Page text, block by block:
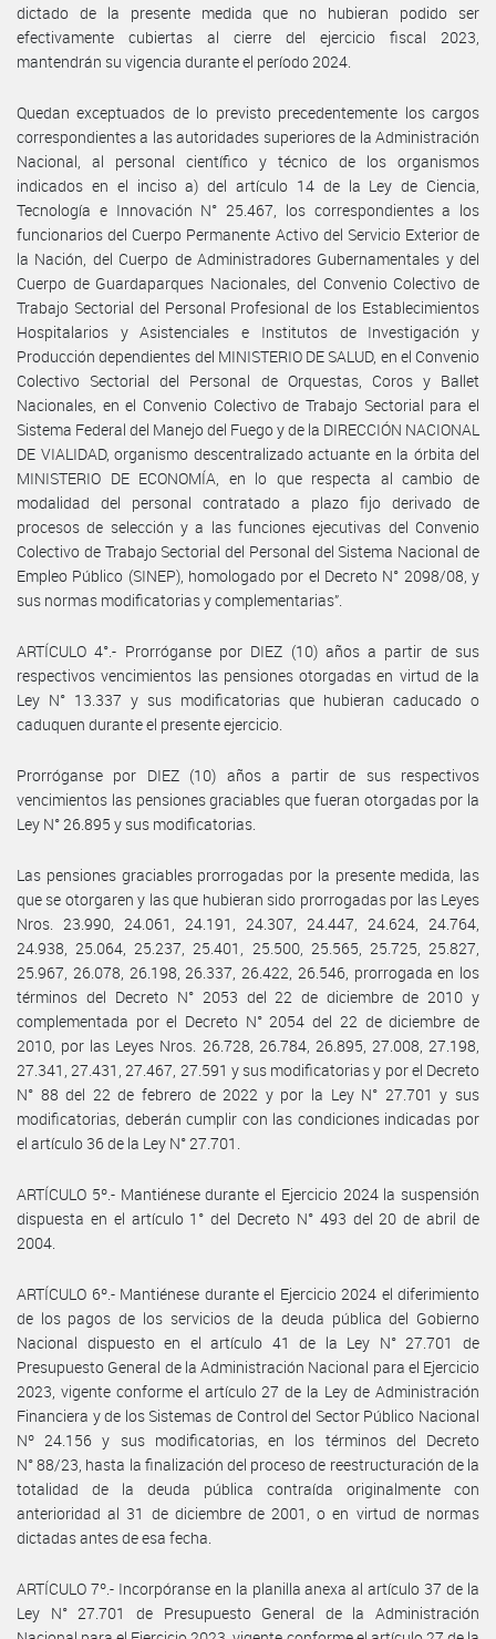
dictado de la presente medida que no hubieran podido ser
efectivamente cubiertas al cierre del ejercicio fiscal 2023,
mantendrán su vigencia durante el período 2024.
Quedan exceptuados de lo previsto precedentemente los cargos
correspondientes a las autoridades superiores de la Administración
Nacional, al personal científico y técnico de los organismos
indicados en el inciso a) del artículo 14 de la Ley de Ciencia,
Tecnología e Innovación N° 25.467, los correspondientes a los
funcionarios del Cuerpo Permanente Activo del Servicio Exterior de
la Nación, del Cuerpo de Administradores Gubernamentales y del
Cuerpo de Guardaparques Nacionales, del Convenio Colectivo de
Trabajo Sectorial del Personal Profesional de los Establecimientos
Hospitalarios y Asistenciales e Institutos de Investigación y
Producción dependientes del MINISTERIO DE SALUD, en el Convenio
Colectivo Sectorial del Personal de Orquestas, Coros y Ballet
Nacionales, en el Convenio Colectivo de Trabajo Sectorial para el
Sistema Federal del Manejo del Fuego y de la DIRECCIÓN NACIONAL
DE VIALIDAD, organismo descentralizado actuante en la órbita del
MINISTERIO DE ECONOMÍA, en lo que respecta al cambio de
modalidad del personal contratado a plazo fijo derivado de
procesos de selección y a las funciones ejecutivas del Convenio
Colectivo de Trabajo Sectorial del Personal del Sistema Nacional de
Empleo Público (SINEP), homologado por el Decreto N° 2098/08, y
sus normas modificatorias y complementarias”.
ARTÍCULO 4°.- Prorróganse por DIEZ (10) años a partir de sus
respectivos vencimientos las pensiones otorgadas en virtud de la
Ley N° 13.337 y sus modificatorias que hubieran caducado o
caduquen durante el presente ejercicio.
Prorróganse por DIEZ (10) años a partir de sus respectivos
vencimientos las pensiones graciables que fueran otorgadas por la
Ley N° 26.895 y sus modificatorias.
Las pensiones graciables prorrogadas por la presente medida, las
que se otorgaren y las que hubieran sido prorrogadas por las Leyes
Nros. 23.990, 24.061, 24.191, 24.307, 24.447, 24.624, 24.764,
24.938, 25.064, 25.237, 25.401, 25.500, 25.565, 25.725, 25.827,
25.967, 26.078, 26.198, 26.337, 26.422, 26.546, prorrogada en los
términos del Decreto N° 2053 del 22 de diciembre de 2010 y
complementada por el Decreto N° 2054 del 22 de diciembre de
2010, por las Leyes Nros. 26.728, 26.784, 26.895, 27.008, 27.198,
27.341, 27.431, 27.467, 27.591 y sus modificatorias y por el Decreto
N° 88 del 22 de febrero de 2022 y por la Ley N° 27.701 y sus
modificatorias, deberán cumplir con las condiciones indicadas por
el artículo 36 de la Ley N° 27.701.
ARTÍCULO 5º.- Mantiénese durante el Ejercicio 2024 la suspensión
dispuesta en el artículo 1° del Decreto N° 493 del 20 de abril de
2004.
ARTÍCULO 6º.- Mantiénese durante el Ejercicio 2024 el diferimiento
de los pagos de los servicios de la deuda pública del Gobierno
Nacional dispuesto en el artículo 41 de la Ley N° 27.701 de
Presupuesto General de la Administración Nacional para el Ejercicio
2023, vigente conforme el artículo 27 de la Ley de Administración
Financiera y de los Sistemas de Control del Sector Público Nacional
Nº 24.156 y sus modificatorias, en los términos del Decreto
N° 88/23, hasta la finalización del proceso de reestructuración de la
totalidad de la deuda pública contraída originalmente con
anterioridad al 31 de diciembre de 2001, o en virtud de normas
dictadas antes de esa fecha.
ARTÍCULO 7º.- Incorpóranse en la planilla anexa al artículo 37 de la
Ley N° 27.701 de Presupuesto General de la Administración